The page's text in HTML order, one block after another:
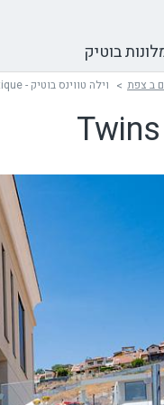
בוטיק
ב צפת וילה טווינס בוטיק - Twins Boutique